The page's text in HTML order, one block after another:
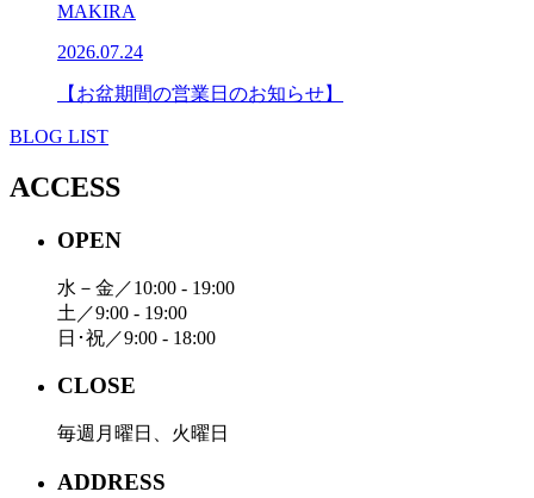
MAKIRA
2026.07.24
【お盆期間の営業日のお知らせ】
BLOG LIST
ACCESS
OPEN
水－金／10:00 - 19:00
土／9:00 - 19:00
日･祝／9:00 - 18:00
CLOSE
毎週月曜日、火曜日
ADDRESS